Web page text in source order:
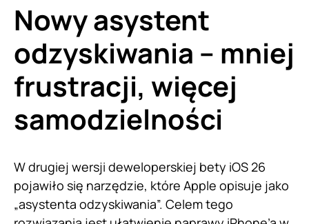
Nowy asystent
odzyskiwania – mniej
frustracji, więcej
samodzielności
W drugiej wersji deweloperskiej bety iOS 26
pojawiło się narzędzie, które Apple opisuje jako
„asystenta odzyskiwania”. Celem tego